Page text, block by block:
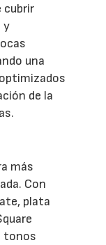
cubrir
y
una
de la
más
Con
plata
tonos